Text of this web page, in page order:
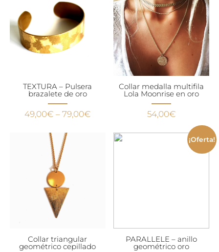
TEXTURA – Pulsera
brazalete de oro
49,00€ – 79,00€
Collar medalla multifila
Lola Moonrise en oro
54,00€
Collar triangular
geométrico cepillado
¡Oferta!
PARALLELE – anillo
geométrico oro